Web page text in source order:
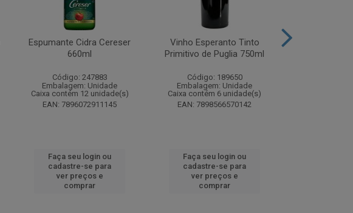
Espumante Cidra Cereser
660ml
Código: 247883
Embalagem: Unidade
Caixa contém 12 unidade(s)
EAN: 7896072911145
Faça seu login ou
cadastre-se para
ver preços e
comprar
Vinho Esperanto Tinto
Primitivo de Puglia 750ml
Código: 189650
Embalagem: Unidade
Caixa contém 6 unidade(s)
EAN: 7898566570142
Faça seu login ou
cadastre-se para
ver preços e
comprar